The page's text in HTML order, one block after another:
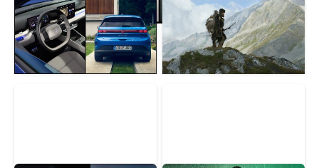
Volkswagen mení
stratégiu. Kľúčovú
technológiu pre
elektromobily vyvíja v
Číne
Ötzi prekvapil vedeckú
obec. Na tele 5 300
rokov starého muža
objavili život